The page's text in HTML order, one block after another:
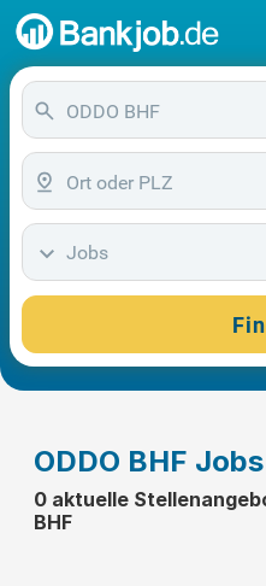
Jobs
ODDO BHF Jobs
0 aktuelle
BHF